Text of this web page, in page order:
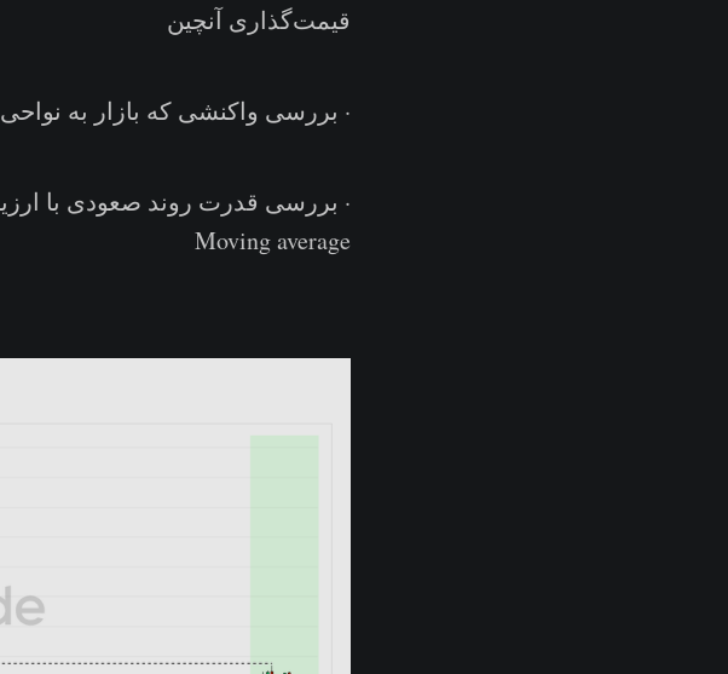
قیمت‌گذاری آنچین
· بررسی واکنشی که بازار به
Moving average